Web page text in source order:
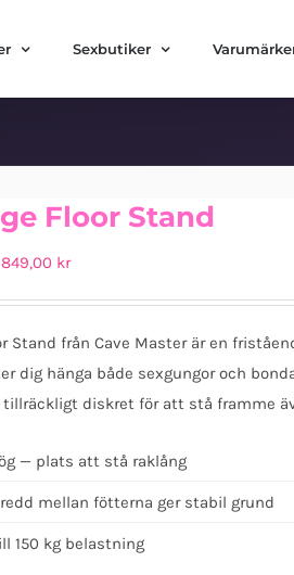
Sexbutiker
Floor Stand
kr.
krDet
är:
2
849,00 kr.
Stand från Cave Master är en
dig hänga både sexgungor och
tillräckligt diskret för att stå framme
— plats att stå raklång
mellan fötterna ger stabil grund
150 kg belastning